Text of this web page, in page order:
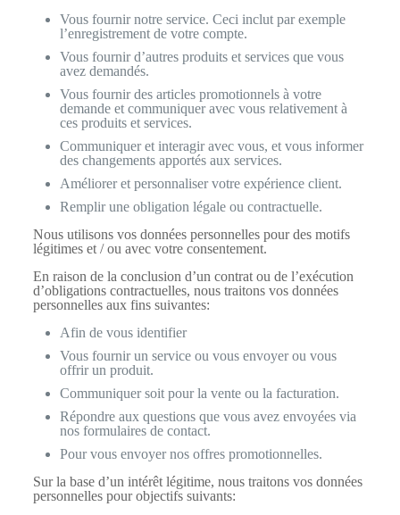
Vous fournir notre service. Ceci inclut par exemple
l’enregistrement de votre compte.
Vous fournir d’autres produits et services que vous
avez demandés.
Vous fournir des articles promotionnels à votre
demande et communiquer avec vous relativement à
ces produits et services.
Communiquer et interagir avec vous, et vous informer
des changements apportés aux services.
Améliorer et personnaliser votre expérience client.
Remplir une obligation légale ou contractuelle.
Nous utilisons vos données personnelles pour des motifs
légitimes et / ou avec votre consentement.
En raison de la conclusion d’un contrat ou de l’exécution
d’obligations contractuelles, nous traitons vos données
personnelles aux fins suivantes:
Afin de vous identifier
Vous fournir un service ou vous envoyer ou vous
offrir un produit.
Communiquer soit pour la vente ou la facturation.
Répondre aux questions que vous avez envoyées via
nos formulaires de contact.
Pour vous envoyer nos offres promotionnelles.
Sur la base d’un intérêt légitime, nous traitons vos données
personnelles pour objectifs suivants: